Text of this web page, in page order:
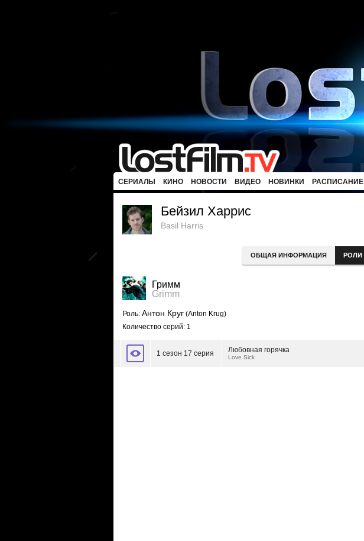
СЕРИАЛЫ КИНО НОВОСТИ ВИДЕО НОВИНКИ РАСПИСАНИЕ
Бейзил Харрис
Basil Harris
ОБЩАЯ ИНФОРМАЦИЯ РОЛИ
Гримм
Grimm
Роль: Антон Круг (Anton Krug)
Количество серий: 1
1 сезон 17 серия Любовная горячка
Love Sick